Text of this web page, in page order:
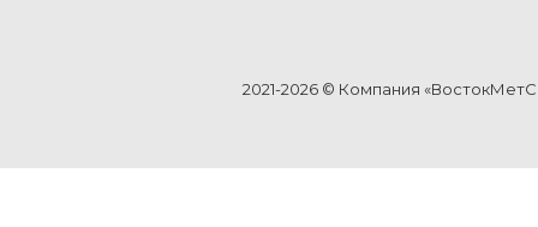
2021-2026 © Компания